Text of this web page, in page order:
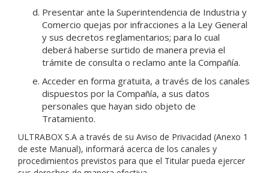
Presentar ante la Superintendencia de Industria y
Comercio quejas por infracciones a la Ley General
y sus decretos reglamentarios; para lo cual
deberá haberse surtido de manera previa el
trámite de consulta o reclamo ante la Compañía.
Acceder en forma gratuita, a través de los canales
dispuestos por la Compañía, a sus datos
personales que hayan sido objeto de
Tratamiento.
ULTRABOX S.A a través de su Aviso de Privacidad (Anexo 1
de este Manual), informará acerca de los canales y
procedimientos previstos para que el Titular pueda ejercer